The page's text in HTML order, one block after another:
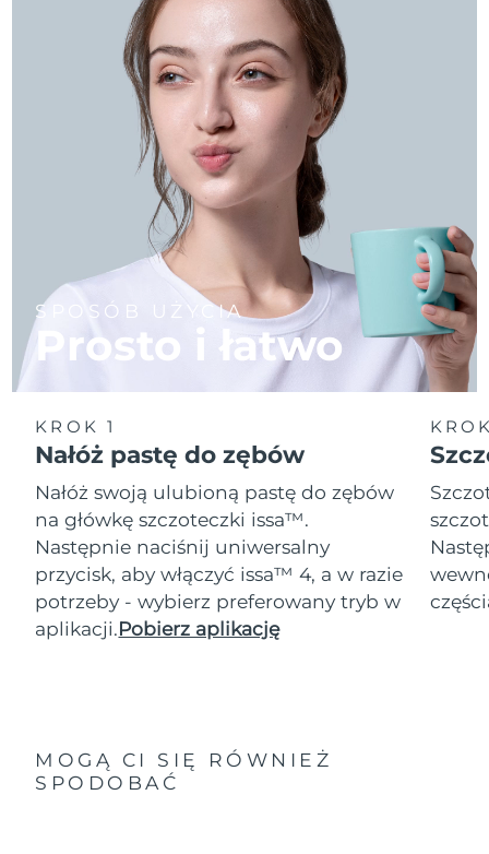
SPOSÓB UŻYCIA
Prosto i łatwo
KROK 1
Nałóż pastę do zębów
Nałóż swoją ulubioną pastę do zębów
na główkę szczoteczki issa™.
Następnie naciśnij uniwersalny
przycisk, aby włączyć issa™ 4, a w razie
potrzeby - wybierz preferowany tryb w
aplikacji.Pobierz aplikację
MOGĄ CI SIĘ RÓWNIEŻ
SPODOBAĆ